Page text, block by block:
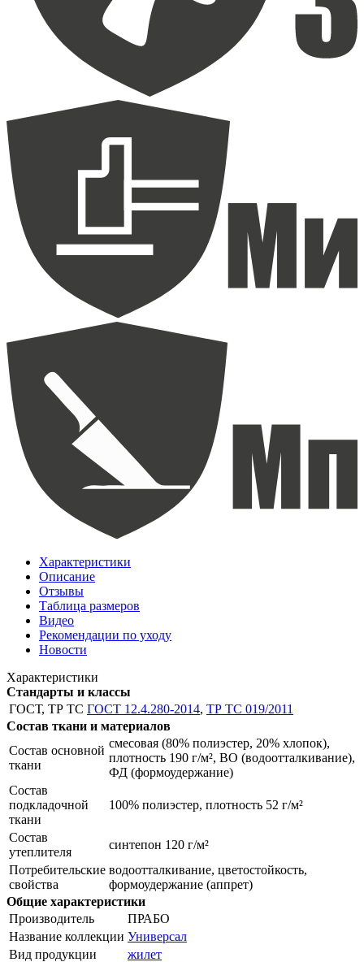
Характеристики
Описание
Отзывы
Таблица размеров
Видео
Рекомендации по уходу
Новости
Характеристики
Стандарты и классы
ГОСТ, ТР ТС ГОСТ 12.4.280-2014, ТР ТС 019/2011
Состав ткани и материалов
Состав основной
ткани
смесовая (80% полиэстер, 20% хлопок),
плотность 190 г/м², ВО (водоотталкивание),
ФД (формоудержание)
Состав
подкладочной
ткани
100% полиэстер, плотность 52 г/м²
Состав
утеплителя
синтепон 120 г/м²
Потребительские
свойства
водоотталкивание, цветостойкость,
формоудержание (аппрет)
Общие характеристики
Производитель
ПРАБО
Название коллекции Универсал
Вид продукции
жилет